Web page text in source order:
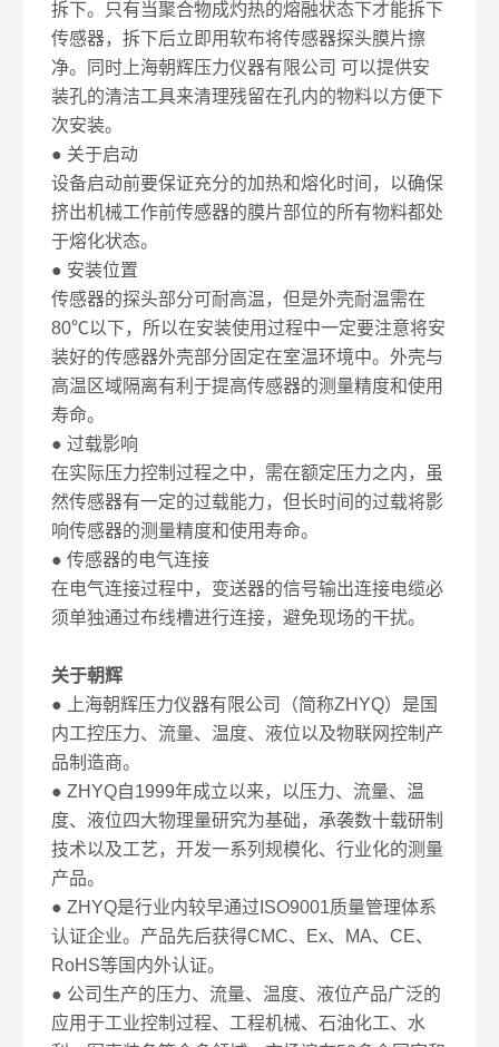
拆下。只有当聚合物成灼热的熔融状态下才能拆下
传感器，拆下后立即用软布将传感器探头膜片擦
净。同时上海朝辉压力仪器有限公司 可以提供安
装孔的清洁工具来清理残留在孔内的物料以方便下
次安装。
● 关于启动
设备启动前要保证充分的加热和熔化时间，以确保
挤出机械工作前传感器的膜片部位的所有物料都处
于熔化状态。
● 安装位置
传感器的探头部分可耐高温，但是外壳耐温需在
80℃以下，所以在安装使用过程中一定要注意将安
装好的传感器外壳部分固定在室温环境中。外壳与
高温区域隔离有利于提高传感器的测量精度和使用
寿命。
● 过载影响
在实际压力控制过程之中，需在额定压力之内，虽
然传感器有一定的过载能力，但长时间的过载将影
响传感器的测量精度和使用寿命。
● 传感器的电气连接
在电气连接过程中，变送器的信号输出连接电缆必
须单独通过布线槽进行连接，避免现场的干扰。
关于朝辉
● 上海朝辉压力仪器有限公司（简称ZHYQ）是国
内工控压力、流量、温度、液位以及物联网控制产
品制造商。
● ZHYQ自1999年成立以来，以压力、流量、温
度、液位四大物理量研究为基础，承袭数十载研制
技术以及工艺，开发一系列规模化、行业化的测量
产品。
● ZHYQ是行业内较早通过ISO9001质量管理体系
认证企业。产品先后获得CMC、Ex、MA、CE、
RoHS等国内外认证。
● 公司生产的压力、流量、温度、液位产品广泛的
应用于工业控制过程、工程机械、石油化工、水